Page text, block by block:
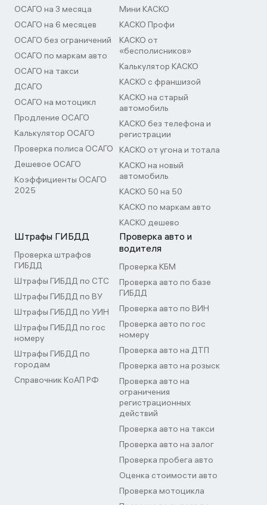
ОСАГО на 3 месяца
ОСАГО на 6 месяцев
ОСАГО без ограничений
ОСАГО по маркам авто
ОСАГО на такси
ДСАГО
ОСАГО на мотоцикл
Продление ОСАГО
Калькулятор ОСАГО
Проверка полиса ОСАГО
Дешевое ОСАГО
Коэффициенты ОСАГО
2025
Мини КАСКО
КАСКО Профи
КАСКО от
«бесполисников»
Калькулятор КАСКО
КАСКО с франшизой
КАСКО на старый
автомобиль
КАСКО без телефона и
регистрации
КАСКО от угона и тотала
КАСКО на новый
автомобиль
КАСКО 50 на 50
КАСКО по маркам авто
КАСКО дешево
Штрафы ГИБДД
Проверка штрафов
ГИБДД
Штрафы ГИБДД по СТС
Штрафы ГИБДД по ВУ
Штрафы ГИБДД по УИН
Штрафы ГИБДД по гос
номеру
Штрафы ГИБДД по
городам
Справочник КоАП РФ
Проверка авто и
водителя
Проверка КБМ
Проверка авто по базе
ГИБДД
Проверка авто по ВИН
Проверка авто по гос
номеру
Проверка авто на ДТП
Проверка авто на розыск
Проверка авто на
ограничения
регистрационных
действий
Проверка авто на такси
Проверка авто на залог
Проверка пробега авто
Оценка стоимости авто
Проверка мотоцикла